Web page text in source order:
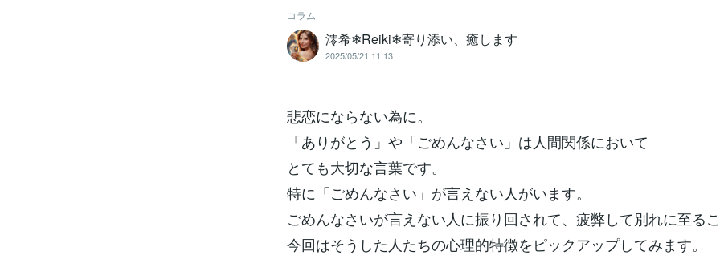
コラム
澪希❄Reiki❄寄り添い、癒します
2025/05/21 11:13
悲恋にならない為に。
「ありがとう」や「ごめんなさい」は人間関係において
とても大切な言葉です。
特に「ごめんなさい」が言えない人がいます。
ごめんなさいが言えない人に振り回されて、疲弊して別れに至るこ
今回はそうした人たちの心理的特徴をピックアップしてみます。